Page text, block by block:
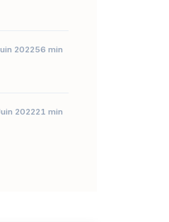
202256 min
202221 min